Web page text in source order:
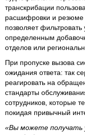
транскрибации
расшифровки и резюме
позволяет
определенным
отделов или
При пропуске вызова
ожидания ответа: так
реагировать на
стандарты
сотрудников, которые
покидая привычный
«Вы можете получать